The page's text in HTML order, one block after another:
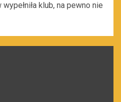
klub, na pewno nie